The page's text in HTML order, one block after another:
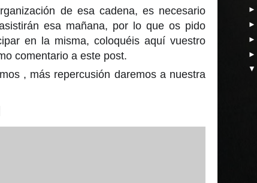
de esa cadena, es necesario
esa mañana, por lo que os pido
en la misma, coloquéis aquí vuestro
comentario a este post.
, más repercusión daremos a nuestra
►
►
►
►
▼